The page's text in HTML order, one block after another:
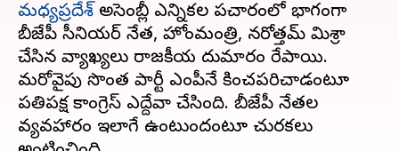
మధ్యప్రదేశ్ అసెంబ్లీ ఎన్నికల ప్రచారంలో భాగంగా
బీజేపీ సీనియర్ నేత, హోంమంత్రి, నరోత్తమ్ మిశ్రా
చేసిన వ్యాఖ్యలు రాజకీయ దుమారం రేపాయి.
మరోవైపు సొంత పార్టీ ఎంపీనే కించపరిచాడంటూ
ప్రతిపక్ష కాంగ్రెస్ ఎద్దేవా చేసింది. బీజేపీ నేతల
వ్యవహారం ఇలాగే ఉంటుందంటూ చురకలు